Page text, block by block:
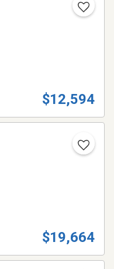
$12,594
$19,664